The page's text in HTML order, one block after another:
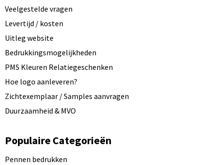
Veelgestelde vragen
Levertijd / kosten
Uitleg website
Bedrukkingsmogelijkheden
PMS Kleuren Relatiegeschenken
Hoe logo aanleveren?
Zichtexemplaar / Samples aanvragen
Duurzaamheid & MVO
Populaire Categorieën
Pennen bedrukken